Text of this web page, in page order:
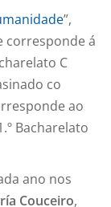
”,
corresponde á
C
co
ao
Bacharelato
ano nos
Couceiro,